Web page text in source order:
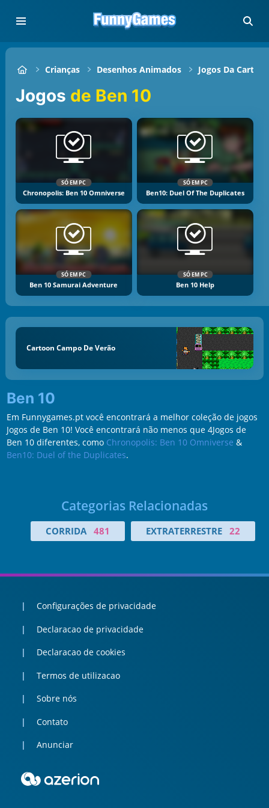
Crianças Desenhos Animados Jogos Da
Jogos de Ben 10
SÓ EM PC
Chronopolis: Ben 10 Omniverse
SÓ EM PC
Ben10: Duel Of The Duplicates
SÓ EM PC
Ben 10 Samurai Adventure
SÓ EM PC
Ben 10 Help
Cartoon Campo De Verão
Ben 10
Em Funnygames.pt você encontrará a melhor coleção de jogos
Jogos de Ben 10! Você encontrará não menos que 4Jogos de
Ben 10 diferentes, como Chronopolis: Ben 10 Omniverse &
Ben10: Duel of the Duplicates.
Categorias Relacionadas
CORRIDA 481 EXTRATERRESTRE 22
Configurações de privacidade
Declaracao de privacidade
Declaracao de cookies
Termos de utilizacao
Sobre nós
Contato
Anunciar